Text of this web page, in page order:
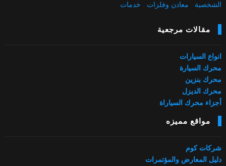
الشخصية
معادن وفلزات خدمات
مقالات مرجعية
انواع السيارات
محرك السيارة
محرك بنزين
محرك الديزل
أجزاء محرك السياراة
مواقع مميزه
شركات كوم
دليل المعارض والمؤتمرات